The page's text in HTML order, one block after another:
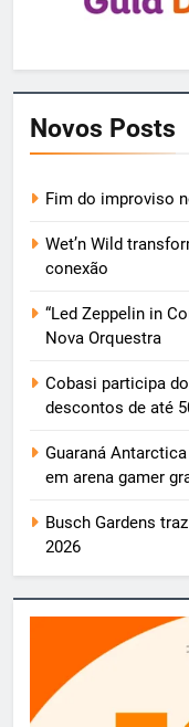
Novos Posts
Fim do improviso
Wet’n Wild
conexão
“Led Zeppelin in
Nova Orquestra
Cobasi participa
descontos de até
Guaraná
em arena gamer
Busch Gardens
2026